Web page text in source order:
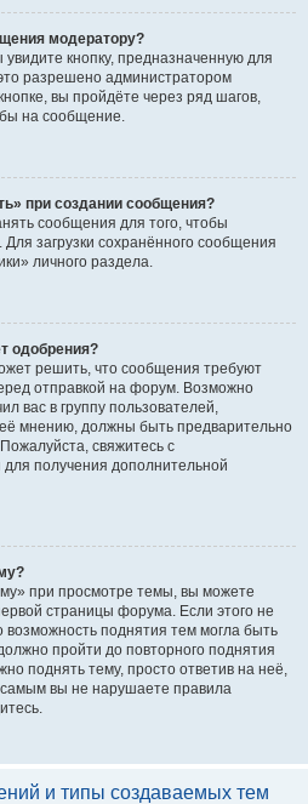
модератору?
кнопку, предназначенную для
разрешено администратором
вы пройдёте через ряд шагов,
на сообщение.
при создании сообщения?
сообщения для того, чтобы
Для загрузки сохранённого сообщения
личного раздела.
одобрения?
решить, что сообщения требуют
отправкой на форум. Возможно
вас в группу пользователей,
мнению, должны быть предварительно
свяжитесь с
получения дополнительной
при просмотре темы, вы можете
страницы форума. Если этого не
возможность поднятия тем могла быть
пройти до повторного поднятия
поднять тему, просто ответив на неё,
самым вы не нарушаете правила
и типы создаваемых тем